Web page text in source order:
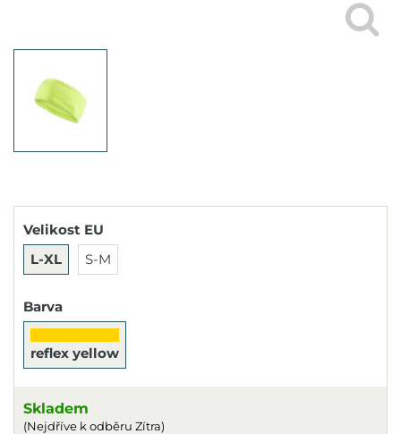
Velikost EU
L-XL
S-M
Barva
reflex yellow
Skladem
(Nejdříve k odběru Zítra)